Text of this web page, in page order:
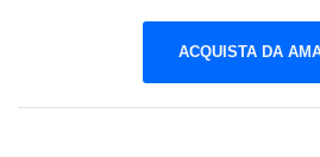
ACQUISTA DA